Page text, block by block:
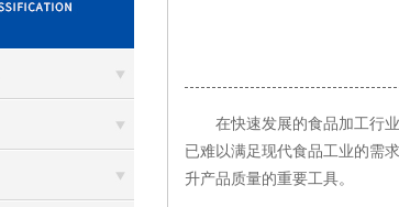
在快速发展的食品加工行业
已难以满足现代食品工业的需
升产品质量的重要工具。